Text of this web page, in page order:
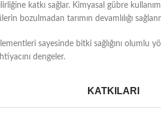
katkı sağlar. Kimyasal gübre
bozulmadan tarımın devamlılığı
sayesinde bitki sağlığını olumlu
dengeler.
KATKILARI